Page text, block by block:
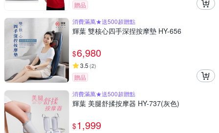
贈品
消費滿萬★送500超贈點
輝葉 雙核心四手深捏按摩墊 HY-656
$6,980
3.5 (2)
贈品
消費滿萬★送500超贈點
輝葉 美腿舒揉按摩器 HY-737(灰色)
$1,999